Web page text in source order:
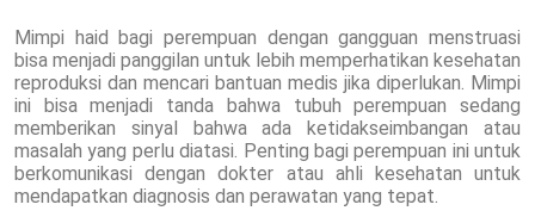
Mimpi haid bagi perempuan dengan gangguan menstruasi
bisa menjadi panggilan untuk lebih memperhatikan kesehatan
reproduksi dan mencari bantuan medis jika diperlukan. Mimpi
ini bisa menjadi tanda bahwa tubuh perempuan sedang
memberikan sinyal bahwa ada ketidakseimbangan atau
masalah yang perlu diatasi. Penting bagi perempuan ini untuk
berkomunikasi dengan dokter atau ahli kesehatan untuk
mendapatkan diagnosis dan perawatan yang tepat.